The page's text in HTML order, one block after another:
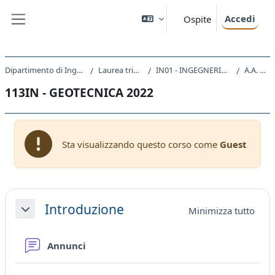
Ospite Accedi
Dipartimento di Ingegneria e Architettura Laurea triennale (DM270) IN01 - INGEGNERIA CIVILE E AMBIENTALE A.A. 2022 - 2023
113IN - GEOTECNICA 2022
Sta visualizzando questo corso come Guest
Schema della sezione
MinimizzaIntroduzione Minimizza tutto
Annunci